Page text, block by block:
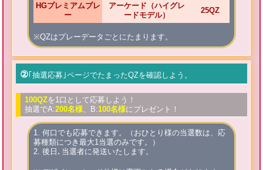
HGプレミアムプレ
ー
アーケード（ハイグレ
ードモデル）
25QZ
※QZはプレーデータごとにたまります。
②｢抽選応募｣ページでたまったQZを確認しよう。
100QZを1口として応募しよう！
抽選でA:200名様、B:100名様にプレゼント！
1. 何口でも応募できます。（おひとり様の当選数は、応
募種類につき最大1当選のみです。）
2. 後日､当選者に発送いたします。